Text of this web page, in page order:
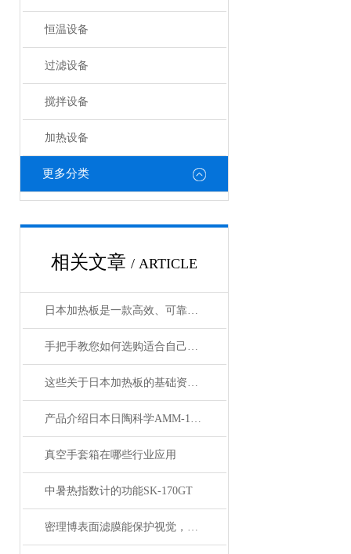
恒温设备
过滤设备
搅拌设备
加热设备
更多分类
相关文章 / ARTICLE
日本加热板是一款高效、可靠的加热设备
手把手教您如何选购适合自己的日本加热板？
这些关于日本加热板的基础资料，我们已经准备好了
产品介绍日本日陶科学AMM-140D玛瑙自动乳钵自动粉碎机
真空手套箱在哪些行业应用
中暑热指数计的功能SK-170GT
密理博表面滤膜能保护视觉，提高性能